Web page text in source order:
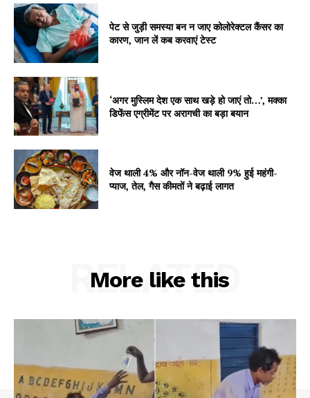
पेट से जुड़ी समस्या बन न जाए कोलोरेक्टल कैंसर का
कारण, जान लें कब करवाएं टेस्ट
‘अगर मुस्लिम देश एक साथ खड़े हो जाएं तो…’, मक्का
डिफेंस एग्रीमेंट पर अरागची का बड़ा बयान
वेज थाली 4% और नॉन-वेज थाली 9% हुई महंगी-
प्याज, तेल, गैस कीमतों ने बढ़ाई लागत
More like this
RELATED